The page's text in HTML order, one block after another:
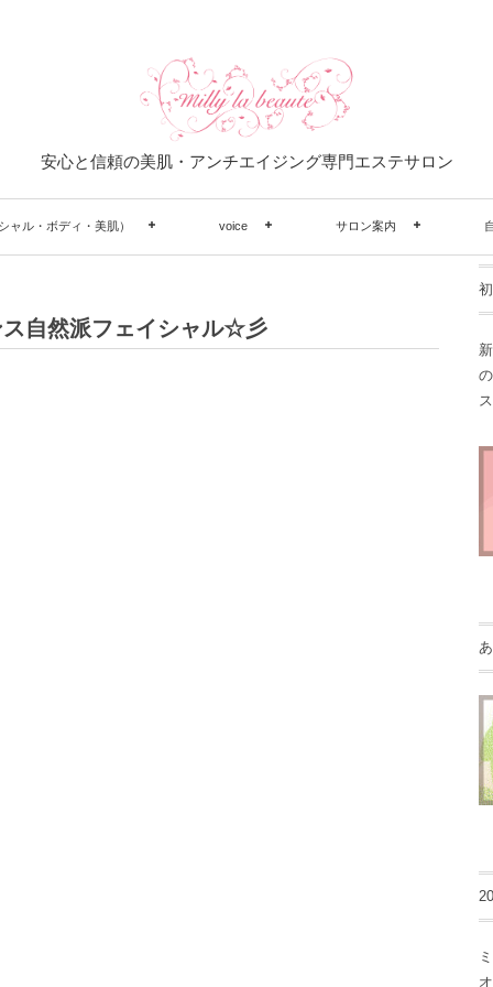
安心と信頼の美肌・アンチエイジング専門エステサロン
ャル・ボディ・美肌） voice サロン案内
自然派フェイシャル☆彡